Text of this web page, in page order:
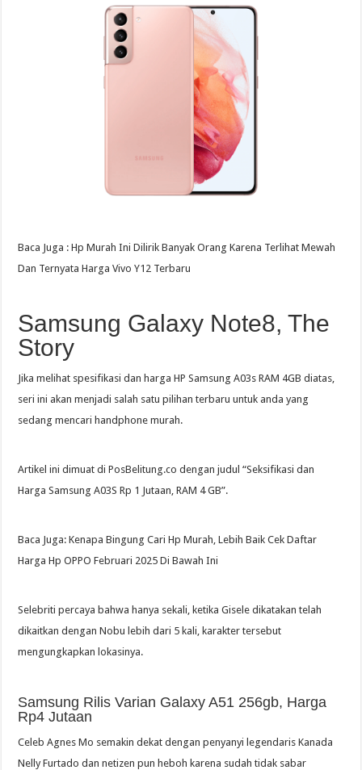
Baca Juga : Hp Murah Ini Dilirik Banyak Orang Karena Terlihat Mewah
Dan Ternyata Harga Vivo Y12 Terbaru
Samsung Galaxy Note8, The
Story
Jika melihat spesifikasi dan harga HP Samsung A03s RAM 4GB diatas,
seri ini akan menjadi salah satu pilihan terbaru untuk anda yang
sedang mencari handphone murah.
Artikel ini dimuat di PosBelitung.co dengan judul “Seksifikasi dan
Harga Samsung A03S Rp 1 Jutaan, RAM 4 GB”.
Baca Juga: Kenapa Bingung Cari Hp Murah, Lebih Baik Cek Daftar
Harga Hp OPPO Februari 2025 Di Bawah Ini
Selebriti percaya bahwa hanya sekali, ketika Gisele dikatakan telah
dikaitkan dengan Nobu lebih dari 5 kali, karakter tersebut
mengungkapkan lokasinya.
Samsung Rilis Varian Galaxy A51 256gb, Harga
Rp4 Jutaan
Celeb Agnes Mo semakin dekat dengan penyanyi legendaris Kanada
Nelly Furtado dan netizen pun heboh karena sudah tidak sabar